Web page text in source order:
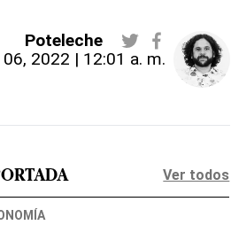
Poteleche
06, 2022 | 12:01 a. m.
Ver todos